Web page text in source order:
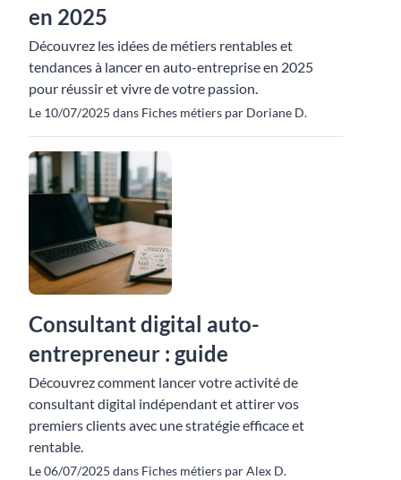
en 2025
Découvrez les idées de métiers rentables et
tendances à lancer en auto-entreprise en 2025
pour réussir et vivre de votre passion.
Le 10/07/2025 dans Fiches métiers par Doriane D.
Consultant digital auto-
entrepreneur : guide
Découvrez comment lancer votre activité de
consultant digital indépendant et attirer vos
premiers clients avec une stratégie efficace et
rentable.
Le 06/07/2025 dans Fiches métiers par Alex D.